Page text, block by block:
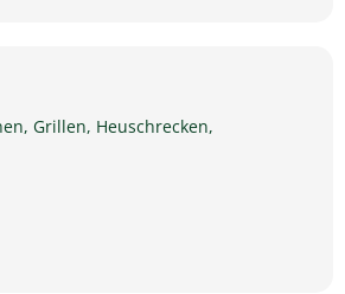
Grillen, Heuschrecken,